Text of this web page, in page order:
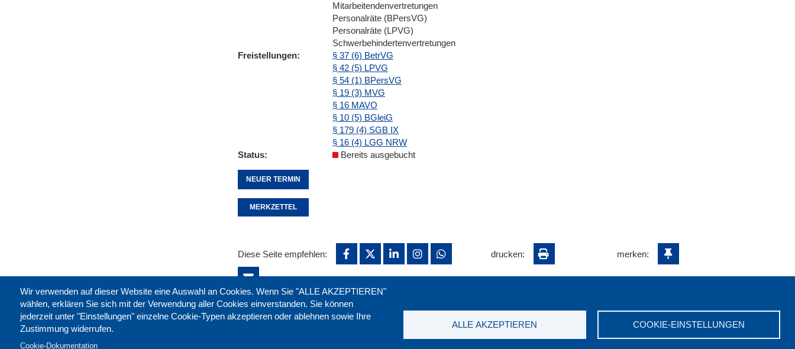
Mitarbeitendenvertretungen
Personalräte (BPersVG)
Personalräte (LPVG)
Schwerbehindertenvertretungen
Freistellungen
§ 37 (6) BetrVG
§ 42 (5) LPVG
§ 54 (1) BPersVG
§ 19 (3) MVG
§ 16 MAVO
§ 10 (5) BGleiG
§ 179 (4) SGB IX
§ 16 (4) LGG NRW
Status
Bereits ausgebucht
NEUER TERMIN
MERKZETTEL
Wir verwenden auf dieser Website eine Auswahl an Cookies. Wenn Sie "ALLE AKZEPTIEREN"
wählen, erklären Sie sich mit der Verwendung aller Cookies einverstanden. Sie können
jederzeit unter "Einstellungen" einzelne Cookie-Typen akzeptieren oder ablehnen sowie Ihre
Zustimmung widerrufen.
Cookie-Dokumentation
COOKIE-EINSTELLUNGEN
ALLE AKZEPTIEREN
Diese Seite empfehlen: drucken: merken: